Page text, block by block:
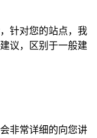
针对您的站点，我
议，区别于一般建
非常详细的向您讲